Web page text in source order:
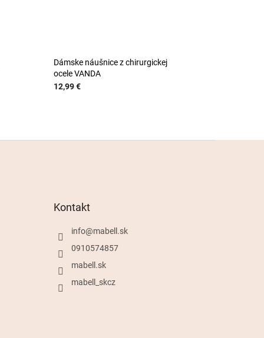
Dámske náušnice z chirurgickej
ocele VANDA
12,99 €
Kontakt
info@mabell.sk
0910574857
mabell.sk
mabell_skcz